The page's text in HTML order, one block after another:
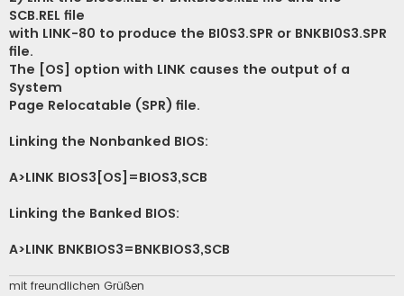
SCB.REL file
with LINK-80 to produce the BI0S3.SPR or BNKBI0S3.SPR
file.
The [OS] option with LINK causes the output of a
System
Page Relocatable (SPR) file.
Linking the Nonbanked BIOS:
A>LINK BIOS3[OS]=BIOS3,SCB
Linking the Banked BIOS:
A>LINK BNKBIOS3=BNKBIOS3,SCB
mit freundlichen Grüßen